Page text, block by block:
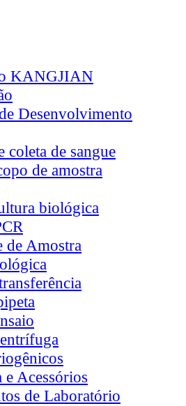
KANGJIAN
Desenvolvimento
coleta de sangue
de amostra
biológica
de Amostra
Acessórios
de Laboratório